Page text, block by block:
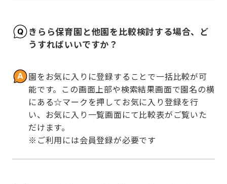
きらら保育園と他園を比較検討する場合、ど
うすればいいですか？
園をお気に入りに登録することで一括比較が可
能です。この画面上部や検索結果画面で園名の横
にある☆マークを押してお気に入り登録を行
い、お気に入り一覧画面にて比較表がご覧いた
だけます。
※ご利用には会員登録が必要です